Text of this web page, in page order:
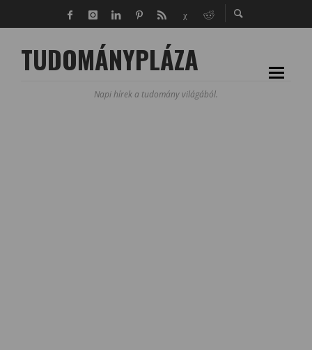
TUDOMÁNYPLÁZA
Napi hírek a tudomány világából.